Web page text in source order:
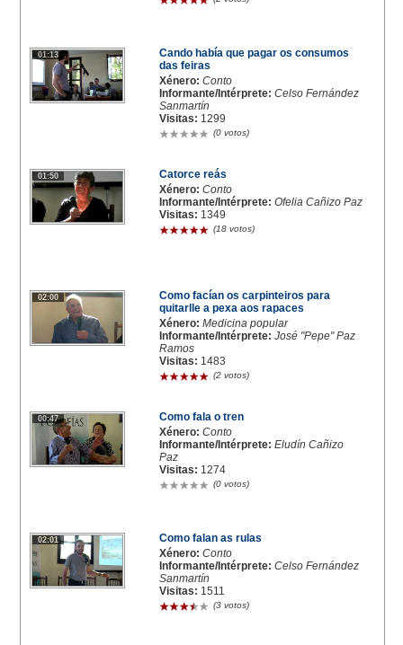
01:13
Cando había que pagar os consumos
das feiras
Xénero: Conto
Informante/Intérprete: Celso Fernández
Sanmartín
Visitas: 1299
(0 votos)
01:50
Catorce reás
Xénero: Conto
Informante/Intérprete: Ofelia Cañizo Paz
Visitas: 1349
(18 votos)
02:00
Como facían os carpinteiros para
quitarlle a pexa aos rapaces
Xénero: Medicina popular
Informante/Intérprete: José "Pepe" Paz
Ramos
Visitas: 1483
(2 votos)
00:47
Como fala o tren
Xénero: Conto
Informante/Intérprete: Eludín Cañizo
Paz
Visitas: 1274
(0 votos)
02:01
Como falan as rulas
Xénero: Conto
Informante/Intérprete: Celso Fernández
Sanmartín
Visitas: 1511
(3 votos)